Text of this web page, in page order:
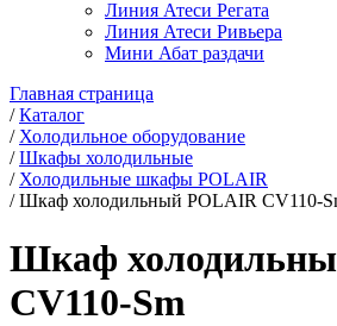
Линия Атеси Регата
Линия Атеси Ривьера
Мини Абат раздачи
Главная страница
/Каталог
/ Холодильное оборудование
/Шкафы холодильные
/ Холодильные шкафы POLAIR
/Шкаф холодильный POLAIR CV110-
Шкаф
CV110-Sm